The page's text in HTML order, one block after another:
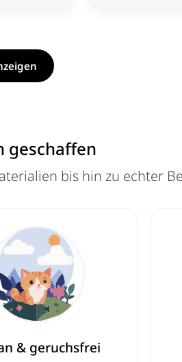
geschaffen
bis hin zu echter
& geruchsfrei